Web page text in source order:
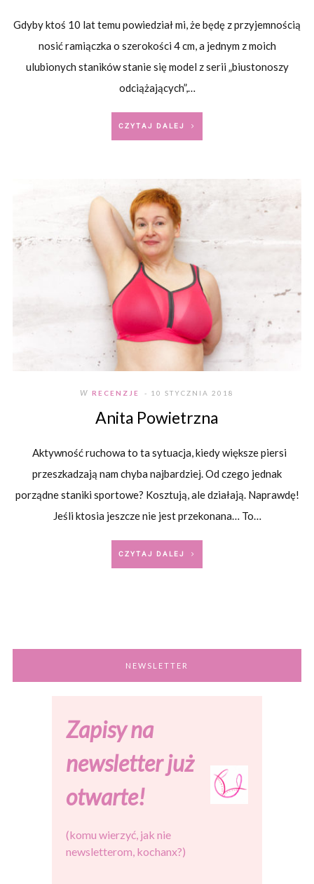
Gdyby ktoś 10 lat temu powiedział mi, że będę z przyjemnością
nosić ramiączka o szerokości 4 cm, a jednym z moich
ulubionych staników stanie się model z serii „biustonoszy
odciążających”,…
CZYTAJ DALEJ
W RECENZJE - 10 STYCZNIA 2018
Anita Powietrzna
Aktywność ruchowa to ta sytuacja, kiedy większe piersi
przeszkadzają nam chyba najbardziej. Od czego jednak
porządne staniki sportowe? Kosztują, ale działają. Naprawdę!
Jeśli ktosia jeszcze nie jest przekonana… To…
CZYTAJ DALEJ
NEWSLETTER
Zapisy na
newsletter już
otwarte!
(komu wierzyć, jak nie
newsletterom, kochanx?)